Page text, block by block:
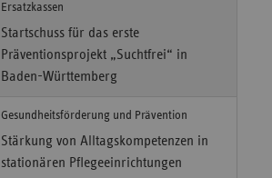
Ersatzkassen
Startschuss für das erste
Präventionsprojekt „Suchtfrei“ in
Baden-Württemberg
Gesundheitsförderung und Prävention
Stärkung von Alltagskompetenzen in
stationären Pflegeeinrichtungen